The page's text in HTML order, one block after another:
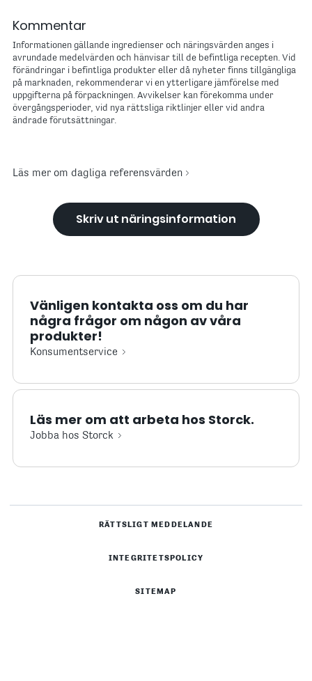
Kommentar
Informationen gällande ingredienser och näringsvärden anges i
avrundade medelvärden och hänvisar till de befintliga recepten. Vid
förändringar i befintliga produkter eller då nyheter finns tillgängliga
på marknaden, rekommenderar vi en ytterligare jämförelse med
uppgifterna på förpackningen. Avvikelser kan förekomma under
övergångsperioder, vid nya rättsliga riktlinjer eller vid andra
ändrade förutsättningar.
Läs mer om dagliga referensvärden
Skriv ut näringsinformation
Vänligen kontakta oss om du har
några frågor om någon av våra
produkter!
Konsumentservice
Läs mer om att arbeta hos Storck.
Jobba hos Storck
RÄTTSLIGT MEDDELANDE
INTEGRITETSPOLICY
SITEMAP